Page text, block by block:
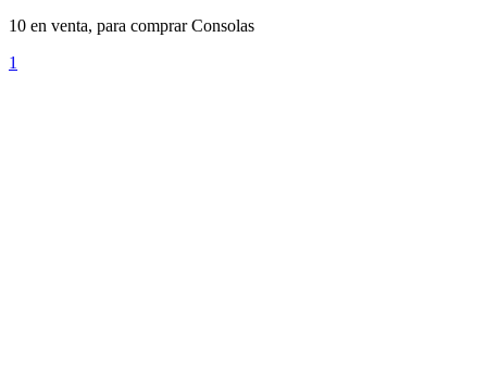
10 en venta, para comprar Consolas
1